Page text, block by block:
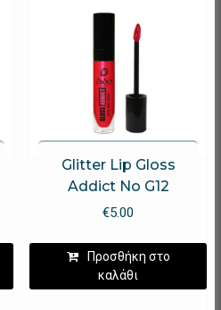
Glitter Lip Gloss
Addict No G12
€5.00
Προσθήκη στο
καλάθι